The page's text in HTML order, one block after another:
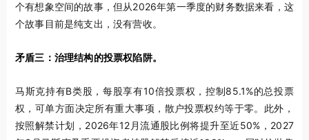
个有想象空间的故事，但从2026年第一季度的财务数据来看，这
个故事目前是纯支出，没有营收。
矛盾三：治理结构的投票权陷阱。
马斯克持有B类股，每股享有10倍投票权，控制85.1%的总投票
权，可单方面决定所有重大事项，散户投票权约等于零。此外，
按照解禁计划，2026年12月流通股比例将提升至近50%，2027